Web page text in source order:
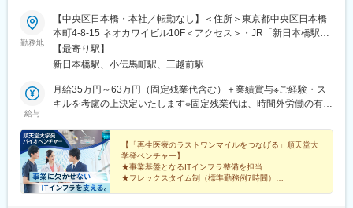
勤務地
【中央区日本橋・本社／転勤なし】＜住所＞東京都中央区日本橋
本町4-8-15 ネオカワイビル10F＜アクセス＞・JR「新日本橋駅」
から徒歩1分、「神田駅」から徒歩8分・東京メトロ「三越前駅」
から徒歩5分、「小伝馬町駅」から徒歩5分※受動喫煙対策あり
【最寄り駅】
新日本橋駅、小伝馬町駅、三越前駅
給与
月給35万円～63万円（固定残業代含む）＋業績賞与※ご経験・ス
キルを考慮の上決定いたします※固定残業代は、時間外労働の有無
間を超える時間外労働分は追加で支給）
【「再生医療のラストワンマイルをつなげる」順天堂大
学発ベンチャー】
★事業基盤となるITインフラ整備を担当
★フレックスタイム制（標準勤務例7時間）